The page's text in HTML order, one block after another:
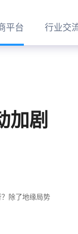
平台 行业交
加剧
除了地缘局势